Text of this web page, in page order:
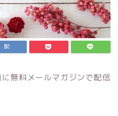
無料メールマガジンで配信